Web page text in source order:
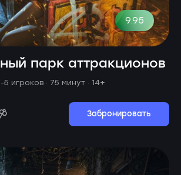
9.95
парк аттракционов
5 игроков · 75 минут · 14+
Забронировать